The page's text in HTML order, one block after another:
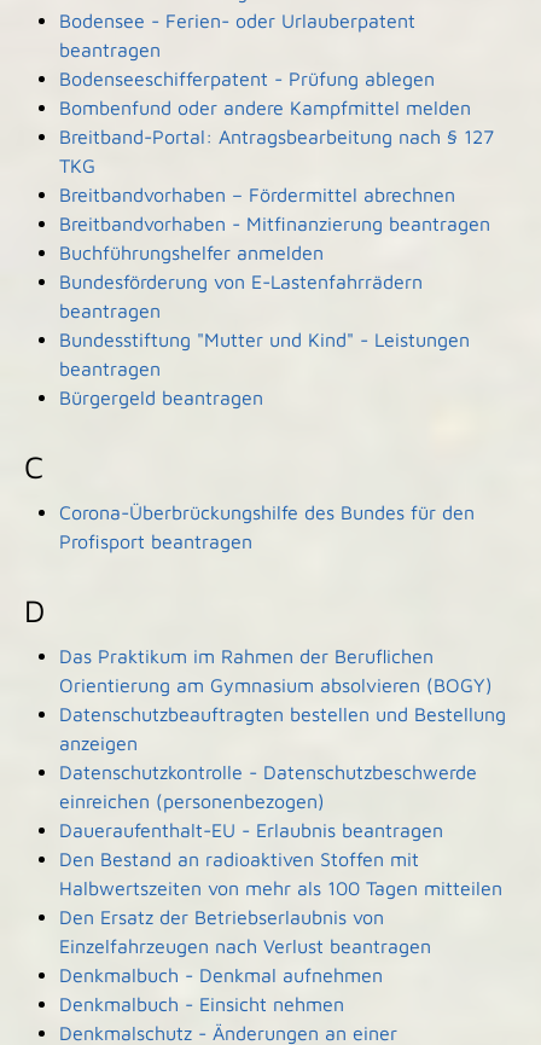
Bodensee - Ferien- oder Urlauberpatent
beantragen
Bodenseeschifferpatent - Prüfung ablegen
Bombenfund oder andere Kampfmittel melden
Breitband-Portal: Antragsbearbeitung nach § 127
TKG
Breitbandvorhaben – Fördermittel abrechnen
Breitbandvorhaben - Mitfinanzierung beantragen
Buchführungshelfer anmelden
Bundesförderung von E-Lastenfahrrädern
beantragen
Bundesstiftung "Mutter und Kind" - Leistungen
beantragen
Bürgergeld beantragen
C
Corona-Überbrückungshilfe des Bundes für den
Profisport beantragen
D
Das Praktikum im Rahmen der Beruflichen
Orientierung am Gymnasium absolvieren (BOGY)
Datenschutzbeauftragten bestellen und Bestellung
anzeigen
Datenschutzkontrolle - Datenschutzbeschwerde
einreichen (personenbezogen)
Daueraufenthalt-EU - Erlaubnis beantragen
Den Bestand an radioaktiven Stoffen mit
Halbwertszeiten von mehr als 100 Tagen mitteilen
Den Ersatz der Betriebserlaubnis von
Einzelfahrzeugen nach Verlust beantragen
Denkmalbuch - Denkmal aufnehmen
Denkmalbuch - Einsicht nehmen
Denkmalschutz - Änderungen an einer